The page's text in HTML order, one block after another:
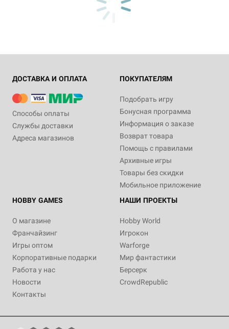
ДОСТАВКА И ОПЛАТА
Способы оплаты
Службы доставки
Адреса магазинов
ПОКУПАТЕЛЯМ
Подобрать игру
Бонусная программа
Информация о заказе
Возврат товара
Помощь с правилами
Архивные игры
Товары без скидки
Мобильное приложение
HOBBY GAMES
О магазине
Франчайзинг
Игры оптом
Корпоративные подарки
Работа у нас
Новости
Контакты
НАШИ ПРОЕКТЫ
Hobby World
Игрокон
Warforge
Мир фантастики
Берсерк
CrowdRepublic